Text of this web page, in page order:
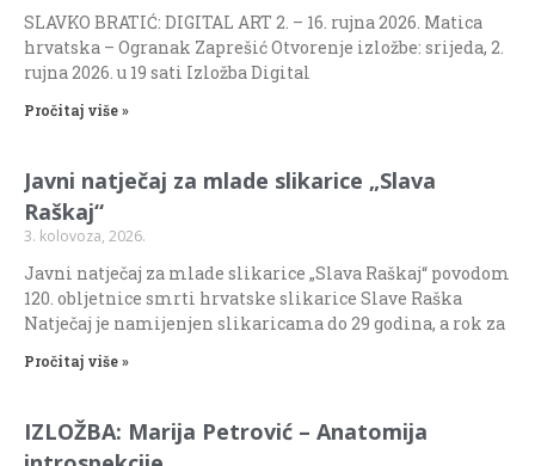
SLAVKO BRATIĆ: DIGITAL ART 2. – 16. rujna 2026. Matica
hrvatska – Ogranak Zaprešić Otvorenje izložbe: srijeda, 2.
rujna 2026. u 19 sati Izložba Digital
Pročitaj više »
Javni natječaj za mlade slikarice „Slava
Raškaj“
3. kolovoza, 2026.
Javni natječaj za mlade slikarice „Slava Raškaj“ povodom
120. obljetnice smrti hrvatske slikarice Slave Raška
Natječaj je namijenjen slikaricama do 29 godina, a rok za
Pročitaj više »
IZLOŽBA: Marija Petrović – Anatomija